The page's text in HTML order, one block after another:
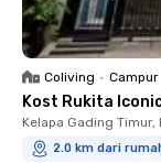
Coliving • Campur
Kost Rukita
Kelapa Gading Timur,
2.0 km dari